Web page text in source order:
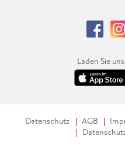
Laden Sie
Datenschutz AGB